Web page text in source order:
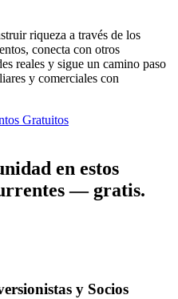
riqueza a través de los
conecta con otros
reales y sigue un camino paso
y comerciales con
Gratuitos
en estos
— gratis.
y Socios